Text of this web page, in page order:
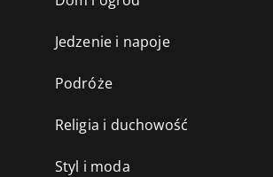
Jedzenie i napoje
Podróże
Religia i duchowość
Styl i moda